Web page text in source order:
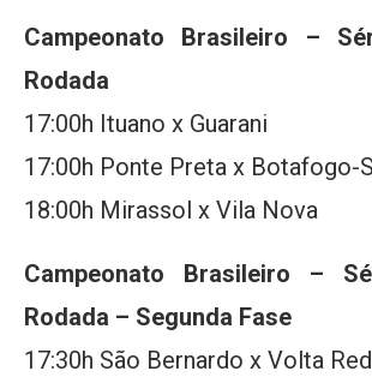
Campeonato Brasileiro –
Rodada
17:00h Ituano x Guarani
17:00h Ponte Preta x Botafogo-
18:00h Mirassol x Vila Nova
Campeonato Brasileiro –
Rodada – Segunda Fase
17:30h São Bernardo x Volta